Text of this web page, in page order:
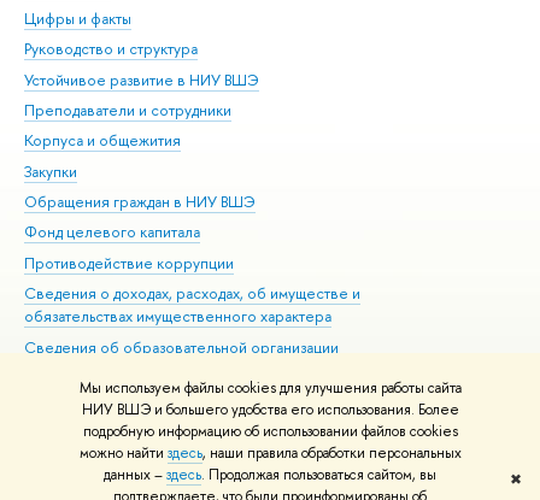
Мы используем файлы cookies для улучшения работы сайта
НИУ ВШЭ и большего удобства его использования. Более
подробную информацию об использовании файлов cookies
можно найти здесь, наши правила обработки персональных
данных –здесь. Продолжая пользоваться сайтом, вы
✖
Цифры и факты
Руководство и структура
Устойчивое развитие в НИУ ВШЭ
Преподаватели и сотрудники
Корпуса и общежития
Закупки
Обращения граждан в НИУ ВШЭ
Фонд целевого капитала
Противодействие коррупции
Сведения о доходах, расходах, об имуществе и
обязательствах имущественного характера
Сведения об образовательной организации
Людям с ограниченными возможностями здоровья
Единая платежная страница
Работа в Вышке